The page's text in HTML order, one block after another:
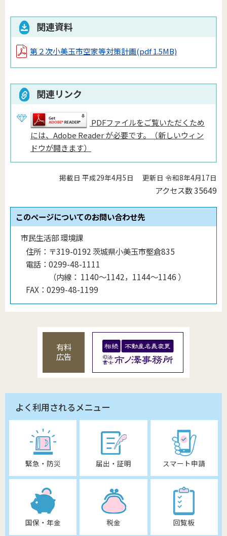
関連資料
第２次小美玉市空家等対策計画(pdf 1.5MB)
関連リンク
PDFファイルをご覧いただくため
には、Adobe Reader が必要です。（新しいウィン
ドウが開きます）
掲載日 平成29年4月5日 更新日 令和8年4月17日
アクセス数35649
このページについてのお問い合わせ先
市民生活部 環境課
住所： 〒319-0192 茨城県小美玉市堅倉835
電話： 0299-48-1111
（内線 ： 1140〜1142，1144〜1146 ）
FAX： 0299-48-1199
有料
広告
よく利用されるメニュー
緊急・防災 届出・証明 スマート申請
国保・年金 税金 回覧板